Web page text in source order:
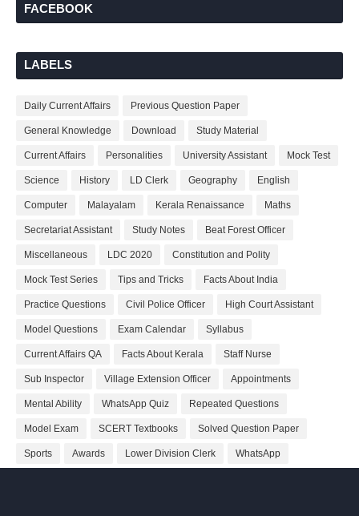
FACEBOOK
LABELS
Daily Current Affairs Previous Question Paper
General Knowledge Download Study Material
Current Affairs Personalities University Assistant Mock Test
Science History LD Clerk Geography English
Computer Malayalam Kerala Renaissance Maths
Secretariat Assistant Study Notes Beat Forest Officer
Miscellaneous LDC 2020 Constitution and Polity
Mock Test Series Tips and Tricks Facts About India
Practice Questions Civil Police Officer High Court Assistant
Model Questions Exam Calendar Syllabus
Current Affairs QA Facts About Kerala Staff Nurse
Sub Inspector Village Extension Officer Appointments
Mental Ability WhatsApp Quiz Repeated Questions
Model Exam SCERT Textbooks Solved Question Paper
Sports Awards Lower Division Clerk WhatsApp